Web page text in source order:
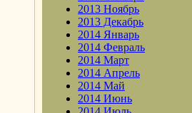
2013 Ноябрь
2013 Декабрь
2014 Январь
2014 Февраль
2014 Март
2014 Апрель
2014 Май
2014 Июнь